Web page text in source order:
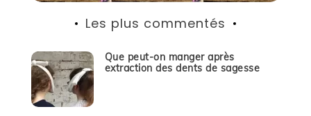
Les plus commentés
Que peut-on manger après
extraction des dents de sagesse